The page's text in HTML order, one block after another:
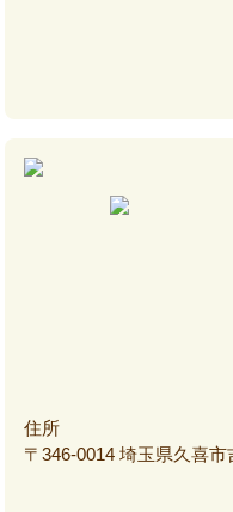
住所
〒346-0014 埼玉県久喜